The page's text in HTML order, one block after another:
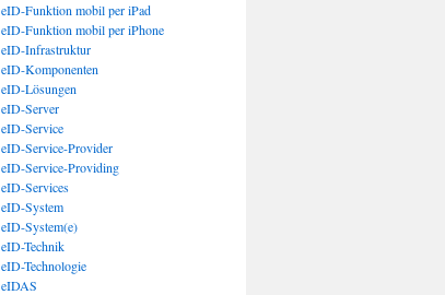
eID-Funktion mobil per iPad
eID-Funktion mobil per iPhone
eID-Infrastruktur
eID-Komponenten
eID-Lösungen
eID-Server
eID-Service
eID-Service-Provider
eID-Service-Providing
eID-Services
eID-System
eID-System(e)
eID-Technik
eID-Technologie
eIDAS